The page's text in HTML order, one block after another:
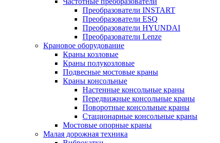
Преобразователи INSTART
Преобразователи ESQ
Преобразователи HYUNDAI
Преобразователи Lenze
Крановое оборудование
Краны козловые
Краны полукозловые
Подвесные мостовые краны
Краны консольные
Настенные консольные краны
Передвижные консольные краны
Поворотные консольные краны
Стационарные консольные краны
Мостовые опорные краны
Малая дорожная техника